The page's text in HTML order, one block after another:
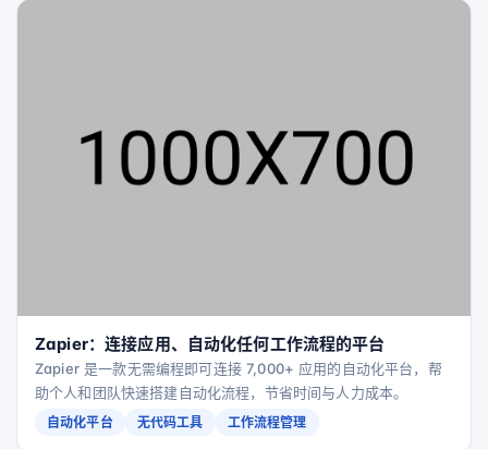
Zapier：连接应用、自动化任何工作流程的平台
Zapier 是一款无需编程即可连接 7,000+ 应用的自动化平台，帮
助个人和团队快速搭建自动化流程，节省时间与人力成本。
自动化平台 无代码工具 工作流程管理